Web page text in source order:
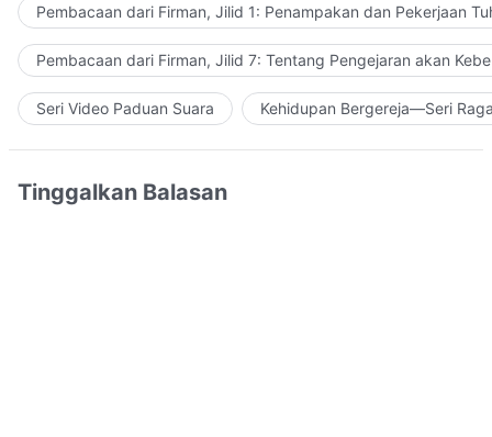
Pembacaan dari Firman, Jilid 1: Penampakan dan Pekerjaan
Pembacaan dari Firman, Jilid 7: Tentang Pengejaran akan
Seri Video Paduan Suara Kehidupan Bergereja—Seri
Tinggalkan Balasan